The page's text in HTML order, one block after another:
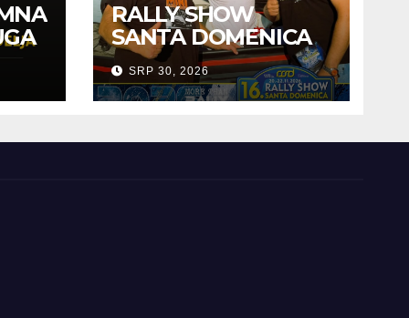
RALLY SHOW
SANTA DOMENICA
PREDSTAVLJEN U
AUSTRIJI
SRP 30, 2026